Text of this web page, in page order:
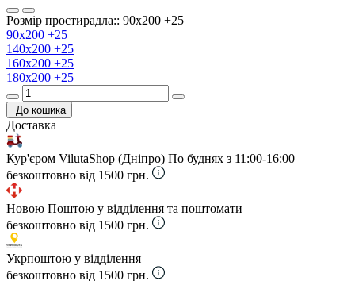
Розмір простирадла:: 90х200 +25
90х200 +25
140х200 +25
160х200 +25
180х200 +25
До кошика
Доставка
Кур'єром VilutaShop (Дніпро) По буднях з 11:00-16:00
безкоштовно від 1500 грн.
Новою Поштою у відділення та поштомати
безкоштовно від 1500 грн.
Укрпоштою у відділення
безкоштовно від 1500 грн.